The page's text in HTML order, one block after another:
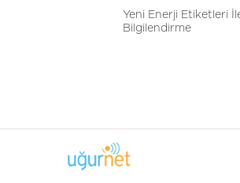
Yeni Enerji Etiketleri
Bilgilendirme